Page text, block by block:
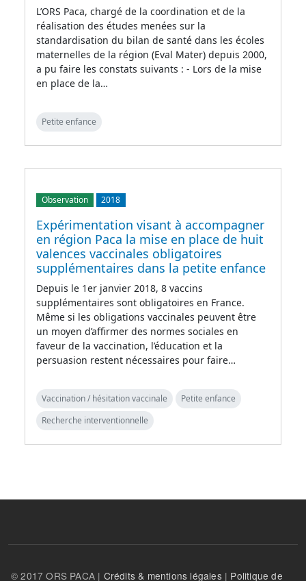
L’ORS Paca, chargé de la coordination et de la
réalisation des études menées sur la
standardisation du bilan de santé dans les écoles
maternelles de la région (Eval Mater) depuis 2000,
a pu faire les constats suivants : - Lors de la mise
en place de la…
Petite enfance
Observation 2018
Expérimentation visant à accompagner
en région Paca la mise en place de huit
valences vaccinales obligatoires
supplémentaires dans la petite enfance
Depuis le 1er janvier 2018, 8 vaccins
supplémentaires sont obligatoires en France.
Même si les obligations vaccinales peuvent être
un moyen d’affirmer des normes sociales en
faveur de la vaccination, l’éducation et la
persuasion restent nécessaires pour faire…
Vaccination / hésitation vaccinale
Petite enfance
Recherche interventionnelle
© 2017 ORS PACA | Crédits & mentions légales| Politique de